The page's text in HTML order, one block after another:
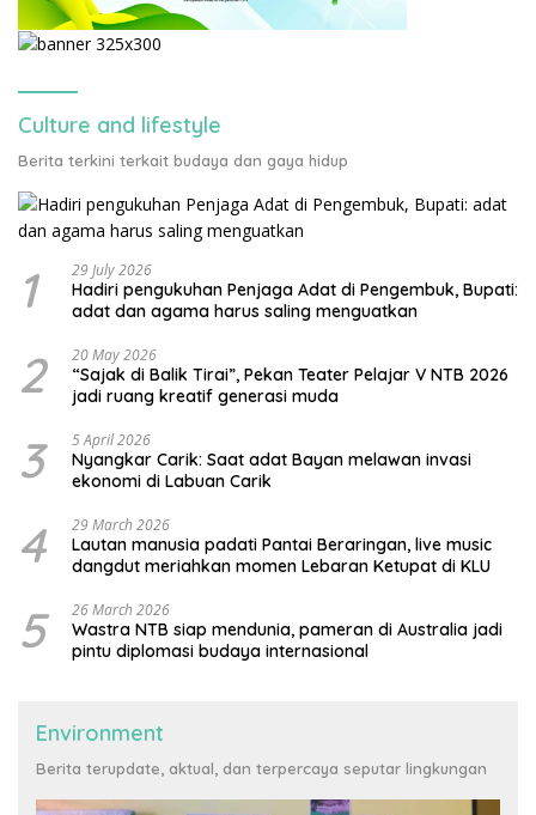
Culture and lifestyle
Berita terkini terkait budaya dan gaya hidup
1 29 July 2026
Hadiri pengukuhan Penjaga Adat di Pengembuk, Bupati:
adat dan agama harus saling menguatkan
2 20 May 2026
“Sajak di Balik Tirai”, Pekan Teater Pelajar V NTB 2026
jadi ruang kreatif generasi muda
3 5 April 2026
Nyangkar Carik: Saat adat Bayan melawan invasi
ekonomi di Labuan Carik
4 29 March 2026
Lautan manusia padati Pantai Beraringan, live music
dangdut meriahkan momen Lebaran Ketupat di KLU
5 26 March 2026
Wastra NTB siap mendunia, pameran di Australia jadi
pintu diplomasi budaya internasional
Environment
Berita terupdate, aktual, dan terpercaya seputar lingkungan